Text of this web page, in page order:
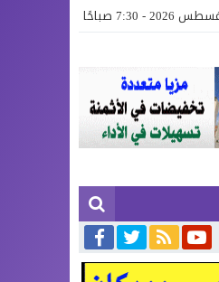
لهم أثرا في ميدان ولا تراهم في